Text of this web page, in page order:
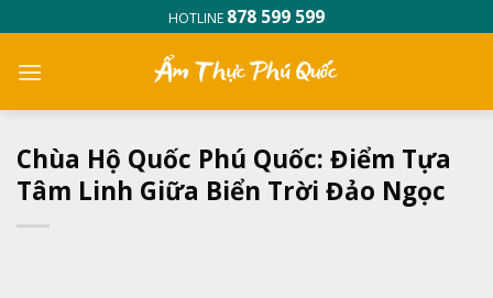
to
content
HOTLINE 878 599 599
Chùa Hộ Quốc Phú Quốc: Điểm Tựa
Tâm Linh Giữa Biển Trời Đảo Ngọc